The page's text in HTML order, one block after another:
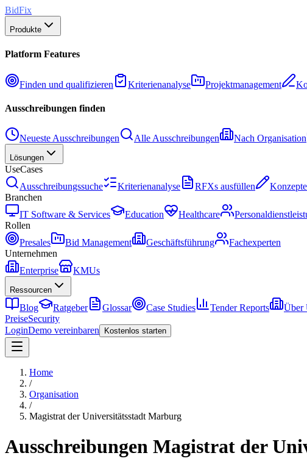
BidFix
Produkte
Platform Features
Finden und qualifizieren Kriterienanalyse Projektmanagement
Ausschreibungen finden
Neueste Ausschreibungen Alle Ausschreibungen Nach Organisation
Lösungen
UseCases
Ausschreibungssuche
Kriterienanalyse RFXs ausfüllen
Branchen
IT Software & Services
Education Healthcare
Rollen
Presales
Bid Management Geschäftsführung
Fachexperten
Unternehmen
Enterprise
KMUs
Ressourcen
Blog Ratgeber Glossar Case Studies Tender Reports
Über
PreiseSecurity
LoginDemo vereinbaren Kostenlos starten
Home
/
Organisation
/
Magistrat der Universitätsstadt Marburg
Ausschreibungen Magistrat der